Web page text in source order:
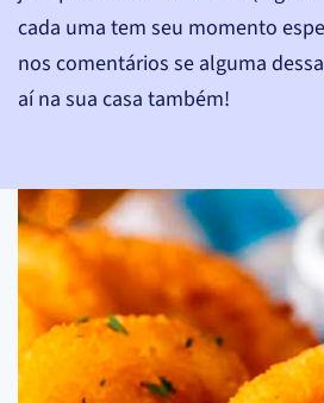
cada uma tem seu momento
nos comentários se alguma
aí na sua casa também!